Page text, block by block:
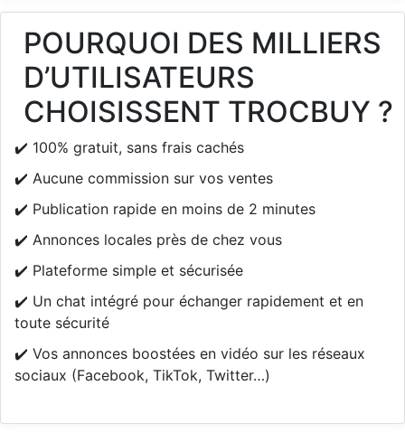
POURQUOI DES MILLIERS
D’UTILISATEURS
CHOISISSENT TROCBUY ?
✔️ 100% gratuit, sans frais cachés
✔️ Aucune commission sur vos ventes
✔️ Publication rapide en moins de 2 minutes
✔️ Annonces locales près de chez vous
✔️ Plateforme simple et sécurisée
✔️ Un chat intégré pour échanger rapidement et en
toute sécurité
✔️ Vos annonces boostées en vidéo sur les réseaux
sociaux (Facebook, TikTok, Twitter…)